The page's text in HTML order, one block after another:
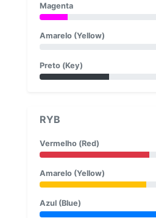
Magenta
Amarelo (Yellow)
Preto (Key)
RYB
Vermelho (Red)
Amarelo (Yellow)
Azul (Blue)